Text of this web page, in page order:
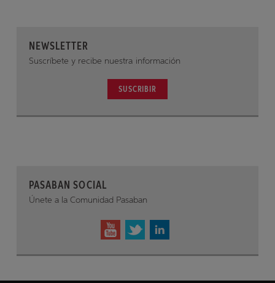
NEWSLETTER
Suscríbete y recibe nuestra información
SUSCRIBIR
PASABAN SOCIAL
Únete a la Comunidad Pasaban